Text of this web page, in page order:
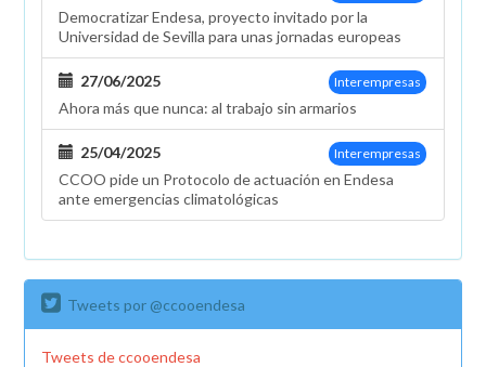
Democratizar Endesa, proyecto invitado por la
Universidad de Sevilla para unas jornadas europeas
Interempresas
27/06/2025
Ahora más que nunca: al trabajo sin armarios
Interempresas
25/04/2025
CCOO pide un Protocolo de actuación en Endesa
ante emergencias climatológicas
Tweets por @ccooendesa
Tweets de ccooendesa